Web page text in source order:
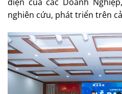
nghiên cứu, phát triển trên